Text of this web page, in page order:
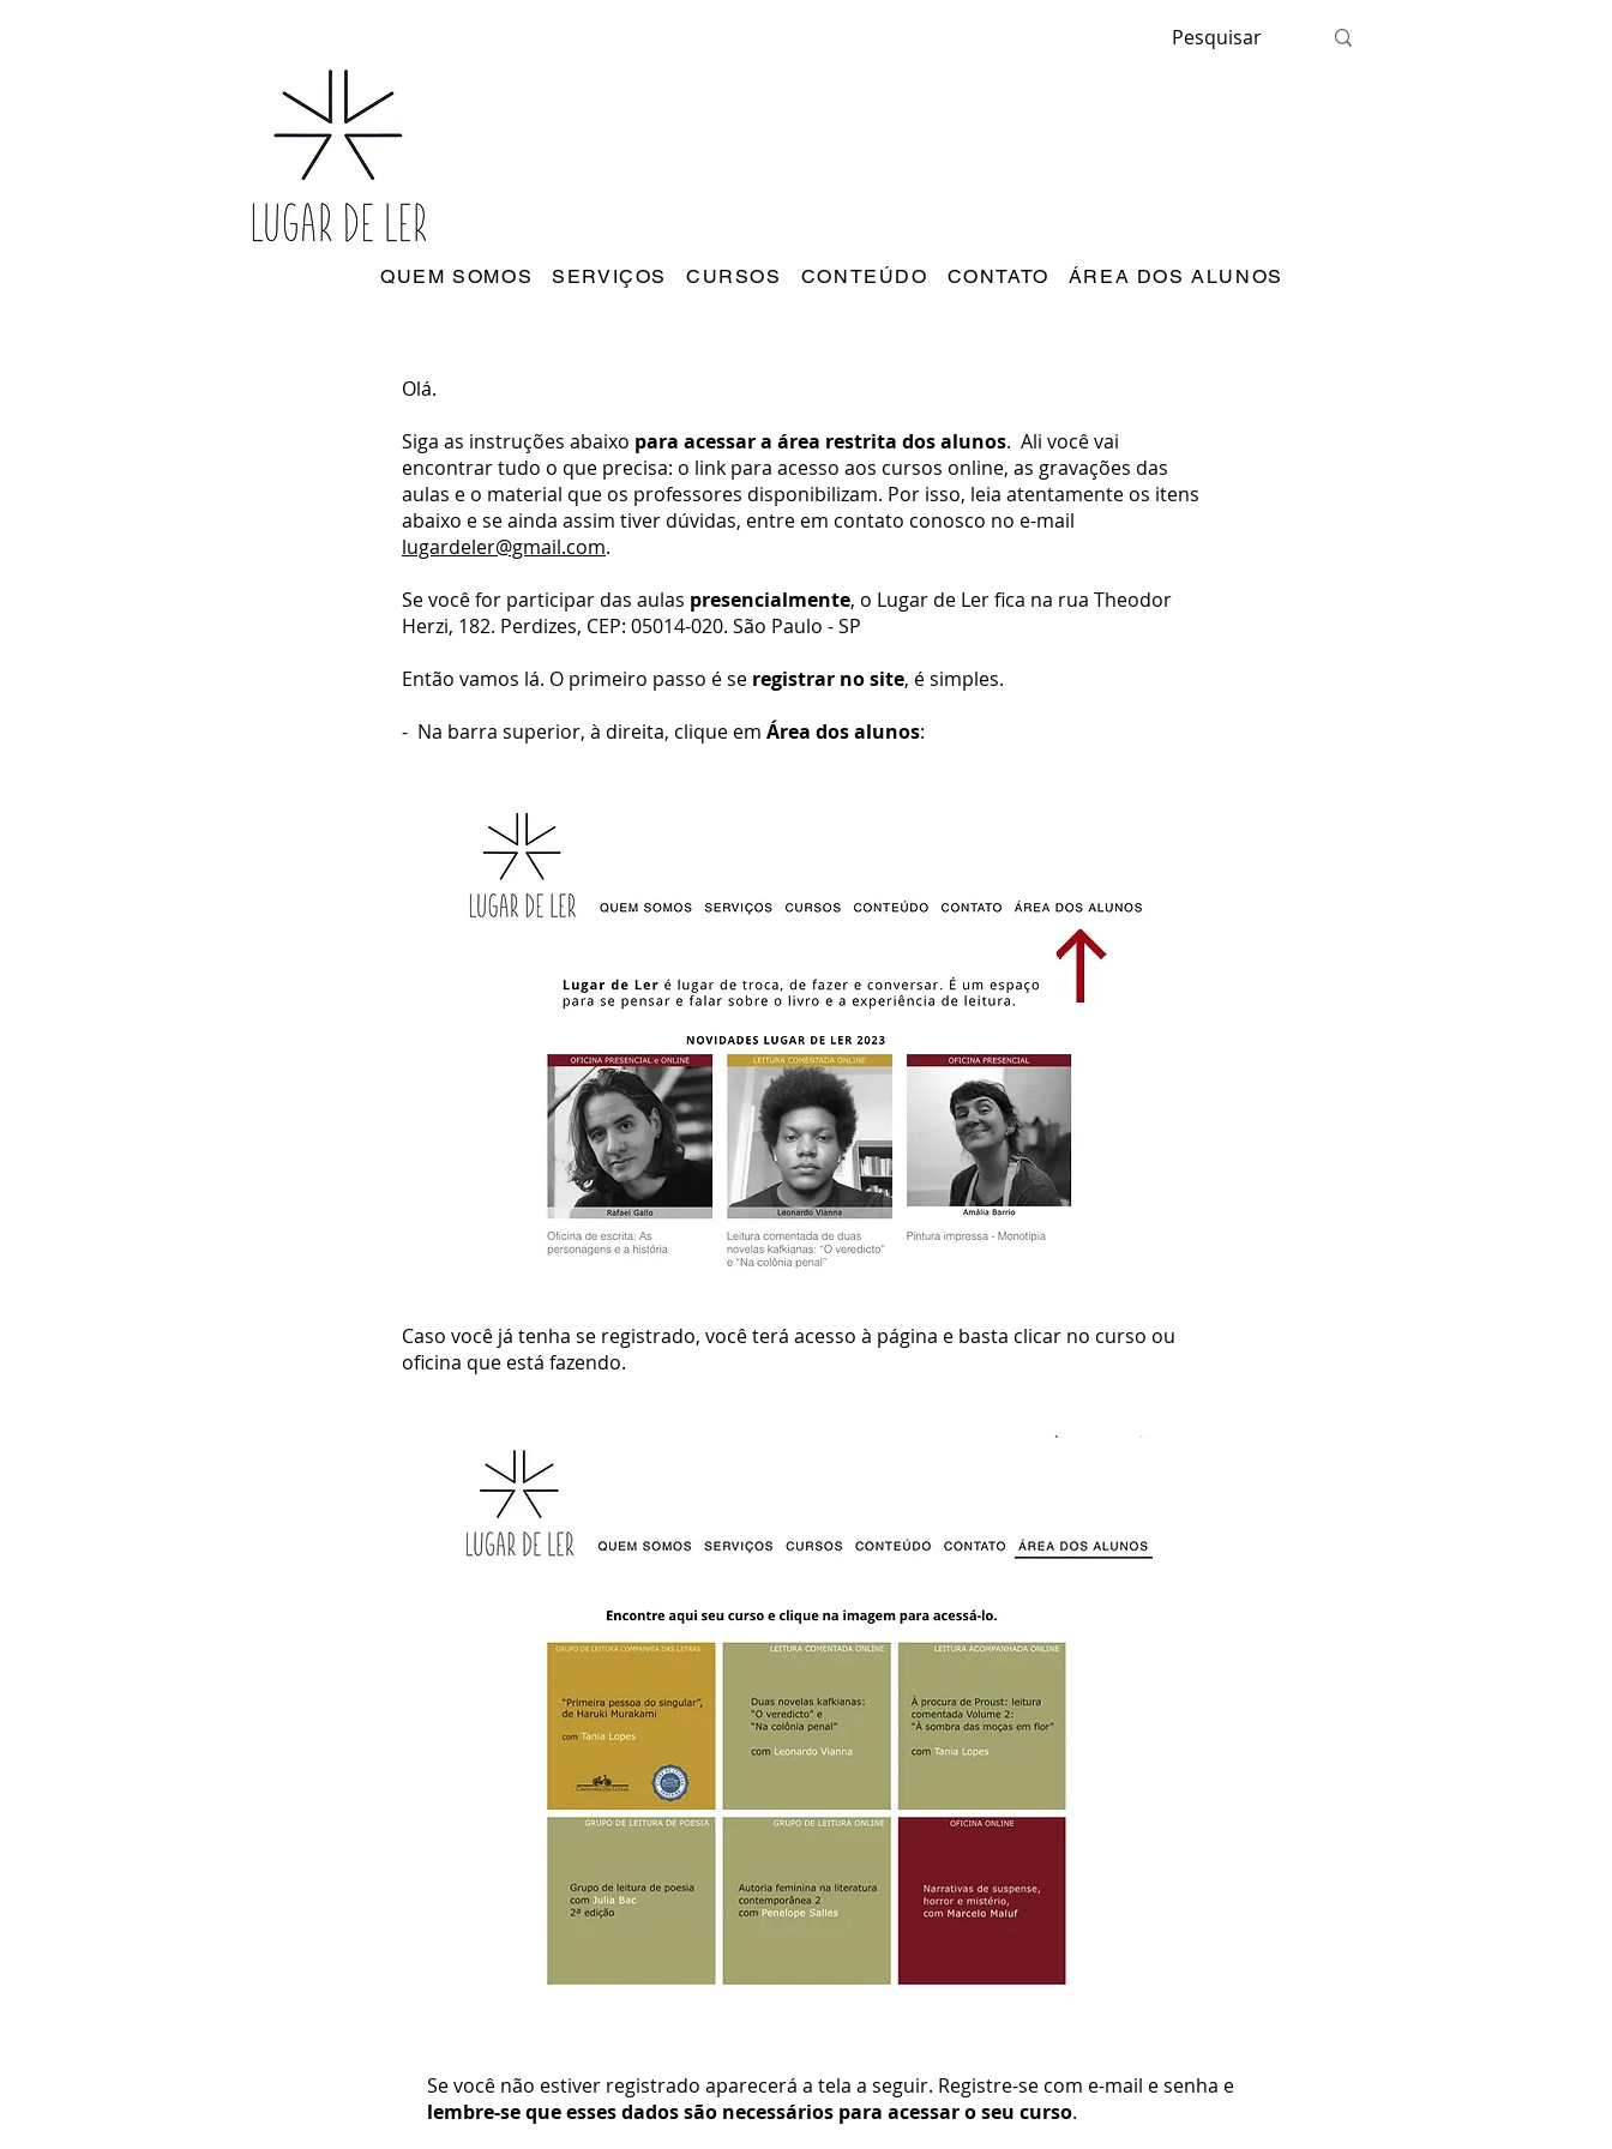
QUEM SOMOS SERVIÇOS CURSOS CONTEÚDO CONTATO ÁREA DOS ALUNOS
Olá.
Siga as instruções abaixo para acessar a área restrita dos alunos. Ali você vai
encontrar tudo o que precisa: o link para acesso aos cursos online, as gravações das
aulas e o material que os professores disponibilizam. Por isso, leia atentamente os itens
abaixo e se ainda assim tiver dúvidas, entre em contato conosco no e-mail
lugardeler@gmail.com.
Se você for participar das aulas presencialmente, o Lugar de Ler fica na rua Theodor
Herzi, 182. Perdizes, CEP: 05014-020. São Paulo - SP
Então vamos lá. O primeiro passo é se registrar no site, é simples.
- Na barra superior, à direita, clique em Área dos alunos:
Caso você já tenha se registrado, você terá acesso à página e basta clicar no curso ou
oficina que está fazendo.
Se você não estiver registrado aparecerá a tela a seguir. Registre-se com e-mail e senha e
lembre-se que esses dados são necessários para acessar o seu curso.